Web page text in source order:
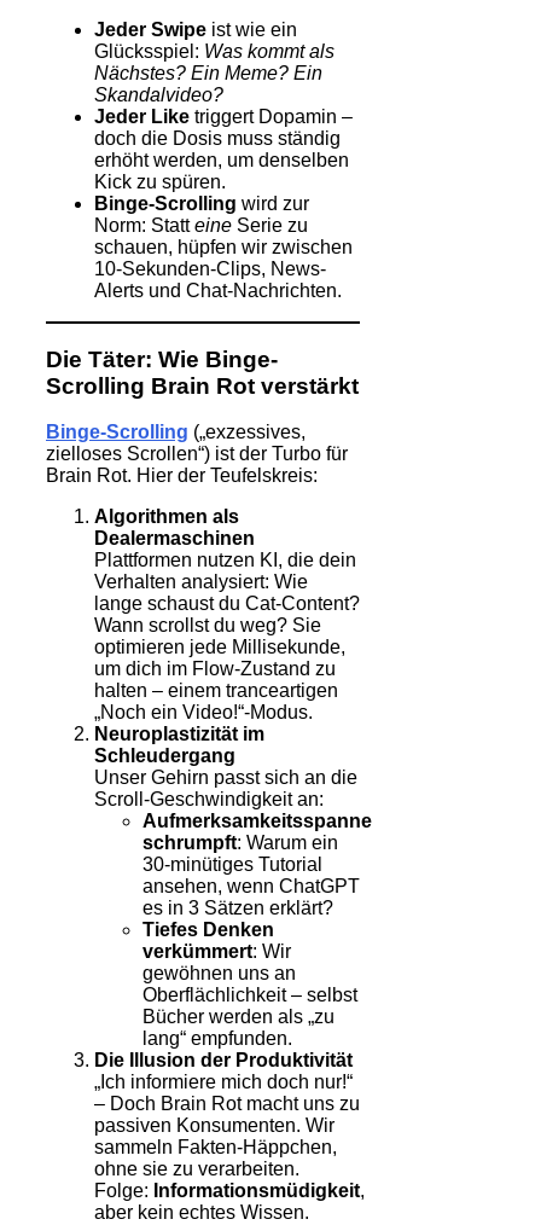
Jeder Swipe ist wie ein
Glücksspiel: Was kommt als
Nächstes? Ein Meme? Ein
Skandalvideo?
Jeder Like triggert Dopamin –
doch die Dosis muss ständig
erhöht werden, um denselben
Kick zu spüren.
Binge-Scrolling wird zur
Norm: Statteine Serie zu
schauen, hüpfen wir zwischen
10-Sekunden-Clips, News-
Alerts und Chat-Nachrichten.
Die Täter: Wie Binge-
Scrolling Brain Rot verstärkt
Binge-Scrolling („exzessives,
zielloses Scrollen“) ist der Turbo für
Brain Rot. Hier der Teufelskreis:
Algorithmen als
Dealermaschinen
Plattformen nutzen KI, die dein
Verhalten analysiert: Wie
lange schaust du Cat-Content?
Wann scrollst du weg? Sie
optimieren jede Millisekunde,
um dich im Flow-Zustand zu
halten – einem tranceartigen
„Noch ein Video!“-Modus.
Neuroplastizität im
Schleudergang
Unser Gehirn passt sich an die
Scroll-Geschwindigkeit an:
Aufmerksamkeitsspanne
schrumpft: Warum ein
30-minütiges Tutorial
ansehen, wenn ChatGPT
es in 3 Sätzen erklärt?
Tiefes Denken
verkümmert: Wir
gewöhnen uns an
Oberflächlichkeit – selbst
Bücher werden als „zu
lang“ empfunden.
Die Illusion der Produktivität
„Ich informiere mich doch nur!“
– Doch Brain Rot macht uns zu
passiven Konsumenten. Wir
sammeln Fakten-Häppchen,
ohne sie zu verarbeiten.
Folge: Informationsmüdigkeit,
aber kein echtes Wissen.